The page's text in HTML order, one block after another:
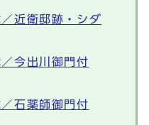
近衛邸跡・シダ
今出川御門付
石薬師御門付